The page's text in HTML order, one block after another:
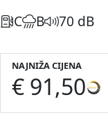
C B 70 dB
NAJNIŽA CIJENA
€ 91,50